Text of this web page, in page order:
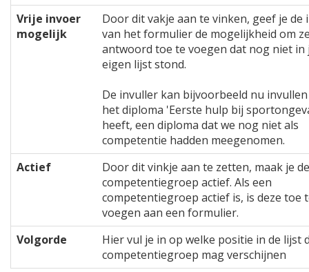
Vrije invoer
mogelijk
Door dit vakje aan te vinken, geef je de
van het formulier de mogelijkheid om
antwoord toe te voegen dat nog niet in
eigen lijst stond.
De invuller kan bijvoorbeeld nu
het diploma 'Eerste hulp bij
heeft, een diploma dat we nog niet als
competentie hadden meegenomen.
Actief
Door dit vinkje aan te zetten, maak je de
competentiegroep actief. Als een
competentiegroep actief is, is deze toe
voegen aan een formulier.
Volgorde
Hier vul je in op welke positie in de lijst
competentiegroep mag verschijnen